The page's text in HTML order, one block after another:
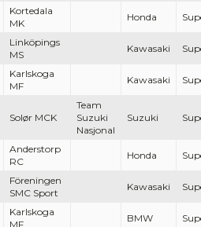
Kortedala
MK
Honda
Linköpings
MS
Kawasaki
Karlskoga
MF
Kawasaki
Solør MCK
Team
Suzuki
Nasjonal
Suzuki
Anderstorp
RC
Honda
Föreningen
SMC Sport
Kawasaki
Karlskoga
MF
BMW